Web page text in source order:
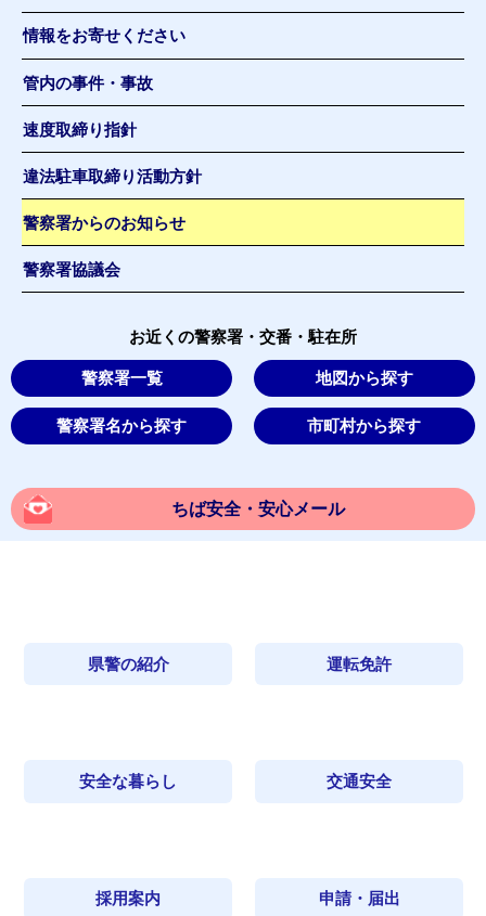
情報をお寄せください
管内の事件・事故
速度取締り指針
違法駐車取締り活動方針
警察署からのお知らせ
警察署協議会
お近くの警察署・交番・駐在所
警察署一覧 地図から探す
警察署名から探す 市町村から探す
ちば安全・安心メール
県警の紹介 運転免許
安全な暮らし 交通安全
採用案内 申請・届出